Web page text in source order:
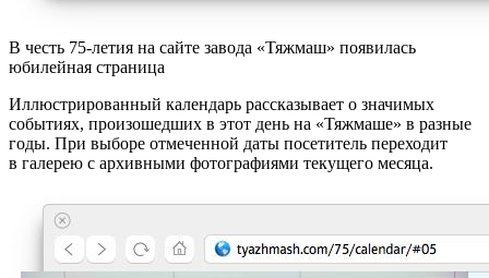
В честь 75-летия на сайте завода «Тяжмаш» появилась
юбилейная страница
Иллюстрированный календарь рассказывает о значимых
событиях, произошедших в этот день на «Тяжмаше» в разные
годы. При выборе отмеченной даты посетитель переходит
в галерею с архивными фотографиями текущего месяца.